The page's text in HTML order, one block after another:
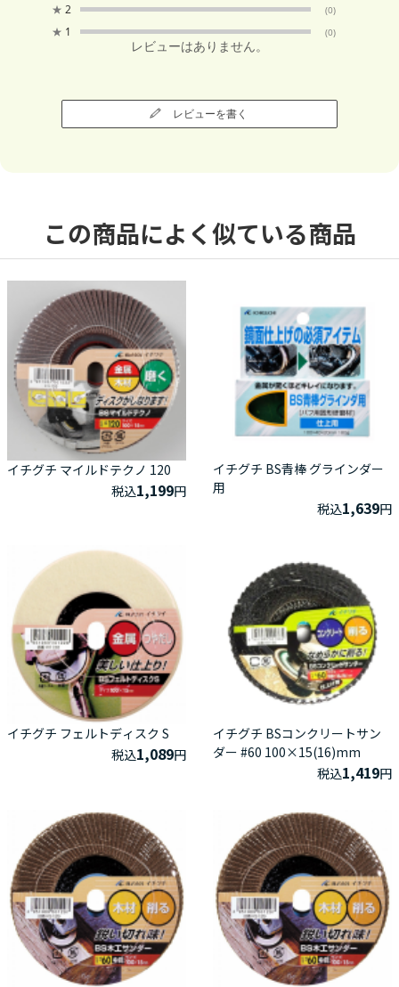
★ 2 (0)
★ 1 (0)
レビューはありません。
レビューを書く
この商品によく似ている商品
イチグチ マイルドテクノ 120
税込1,199円
イチグチ BS青棒 グラインダー
用
税込1,639円
イチグチ フェルトディスク S
税込1,089円
イチグチ BSコンクリートサン
ダー #60 100×15(16)mm
税込1,419円